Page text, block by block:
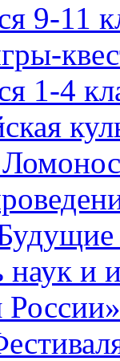
9-11
1-4
наук и
России»